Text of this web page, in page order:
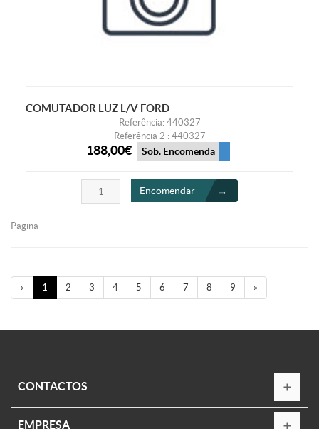
COMUTADOR LUZ L/V FORD
Referência: 440327
Referência 2 : 440327
188,00€ Sob. Encomenda
Encomendar
Pagina
« 1 2 3 4 5 6 7 8 9 »
CONTACTOS
EMPRESA